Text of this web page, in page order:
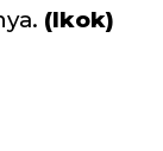
(Ikok)